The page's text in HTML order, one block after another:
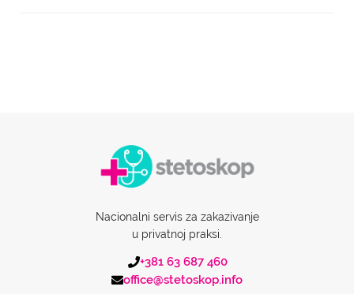
Nacionalni servis za zakazivanje
u privatnoj praksi.
+381 63 687 460
office@stetoskop.info